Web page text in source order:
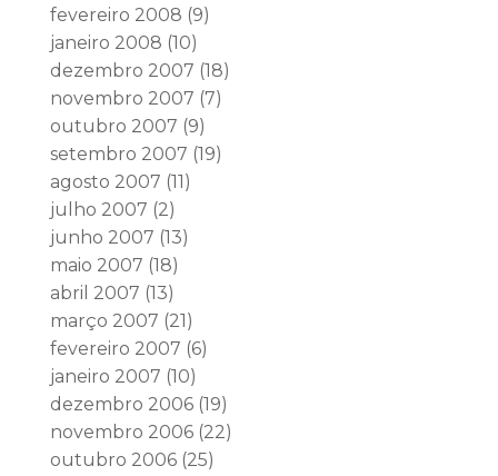
fevereiro 2008 (9)
janeiro 2008 (10)
dezembro 2007 (18)
novembro 2007 (7)
outubro 2007 (9)
setembro 2007 (19)
agosto 2007 (11)
julho 2007 (2)
junho 2007 (13)
maio 2007 (18)
abril 2007 (13)
março 2007 (21)
fevereiro 2007 (6)
janeiro 2007 (10)
dezembro 2006(19)
novembro 2006(22)
outubro 2006(25)